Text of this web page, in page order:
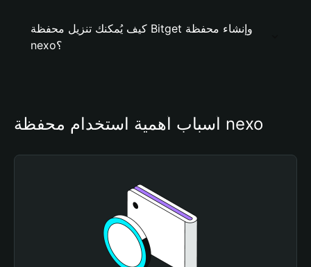
كيف يُمكنك تنزيل محفظة Bitget وإنشاء محفظة
nexo؟
أسباب أهمية استخدام محفظة nexo